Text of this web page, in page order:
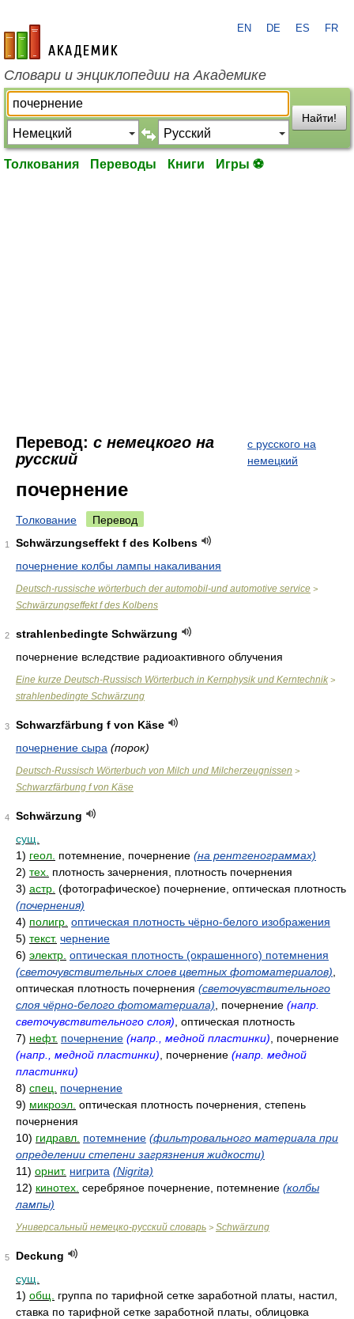
academic.ru
EN DE ES FR
Словари и энциклопедии на Академике
Найти!
Толкования Переводы Книги Игры ⚽
Перевод: с немецкого на
русский
с русского на
немецкий
почернение
Толкование Перевод
1
Schwärzungseffekt f des Kolbens
почернение колбы лампы накаливания
Deutsch-russische wörterbuch der automobil-und automotive service >
Schwärzungseffekt f des Kolbens
2
strahlenbedingte Schwärzung
почернение вследствие радиоактивного облучения
Eine kurze Deutsch-Russisch Wörterbuch in Kernphysik und Kerntechnik >
strahlenbedingte Schwärzung
3
Schwarzfärbung f von Käse
почернение сыра (порок)
Deutsch-Russisch Wörterbuch von Milch und Milcherzeugnissen >
Schwarzfärbung f von Käse
4
Schwärzung
сущ.
1) геол. потемнение, почернение (на рентгенограммах)
2) тех. плотность зачернения, плотность почернения
3) астр. (фотографическое) почернение, оптическая плотность
(почернения)
4) полигр. оптическая плотность чёрно-белого изображения
5) текст. чернение
6) электр. оптическая плотность (окрашенного) потемнения
(светочувствительных слоев цветных фотоматериалов)
оптическая плотность почернения (светочувствительного
слоя чёрно-белого фотоматериала) , почернение (напр.
светочувствительного слоя) , оптическая плотность
7) нефт. почернение (напр., медной пластинки) , почернение
(напр., медной пластинки) , почернение (напр. медной
пластинки)
8) спец.
почернение
9) микроэл. оптическая плотность почернения, степень
почернения
10) гидравл. потемнение (фильтровального материала при
определении степени загрязнения жидкости)
11) орнит. нигрита (Nigrita)
12) кинотех. серебряное почернение, потемнение (колбы
лампы)
Универсальный немецко-русский словарь > Schwärzung
5
Deckung
сущ.
1) общ.
группа по тарифной сетке заработной платы, настил,
ставка по тарифной сетке заработной платы, облицовка